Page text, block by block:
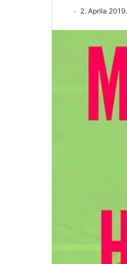
2. Aprila 2019.